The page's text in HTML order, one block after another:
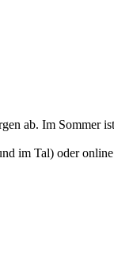
ab. Im Sommer
im Tal) oder